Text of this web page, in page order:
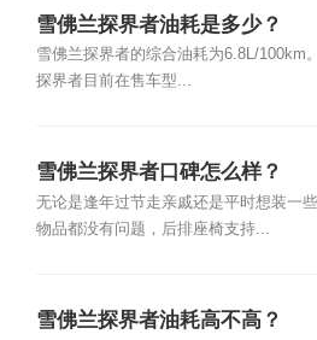
雪佛兰探界者油耗是多少？
雪佛兰探界者的综合油耗为6.8L/100km
探界者目前在售车型...
雪佛兰探界者口碑怎么样？
无论是逢年过节走亲戚还是平时想装一
物品都没有问题，后排座椅支持...
雪佛兰探界者油耗高不高？